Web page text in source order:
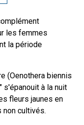
les femmes
la période
(Oenothera biennis
s'épanouit à la nuit
fleurs jaunes en
non cultivés.